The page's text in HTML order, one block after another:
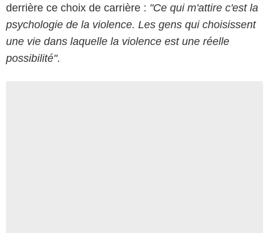
derrière ce choix de carrière : "Ce qui m'attire c'est la
psychologie de la violence. Les gens qui choisissent
une vie dans laquelle la violence est une réelle
possibilité".